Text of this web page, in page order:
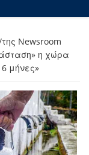
Newsroom
η χώρα
μήνες»